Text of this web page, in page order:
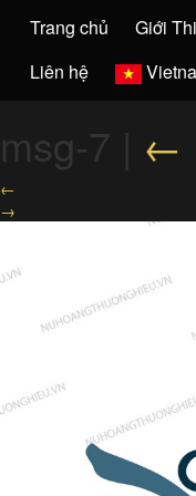
Trang chủ Giới
Liên hệ
msg-7 | ←
←
→